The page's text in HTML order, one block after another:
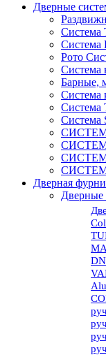
Дверные
Система
Система
Рото
Система
Барные,
Система
Система
Система
Дверная
Дверные